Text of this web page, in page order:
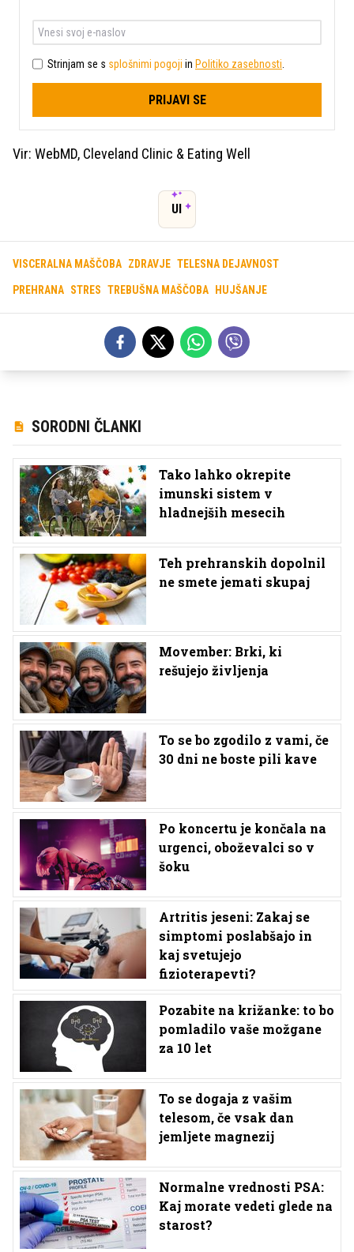
Strinjam se s splošnimi pogoji in Politiko zasebnosti
PRIJAVI SE
Vir: WebMD, Cleveland Clinic & Eating Well
UI
VISCERALNA MAŠČOBA ZDRAVJE TELESNA DEJAVNOST
PREHRANA STRES TREBUŠNA MAŠČOBA HUJŠANJE
SORODNI ČLANKI
Tako lahko okrepite
imunski sistem v
hladnejših mesecih
Teh prehranskih dopolnil
ne smete jemati skupaj
Movember: Brki, ki
rešujejo življenja
To se bo zgodilo z vami, če
30 dni ne boste pili kave
Po koncertu je končala na
urgenci, oboževalci so v
šoku
Artritis jeseni: Zakaj se
simptomi poslabšajo in
kaj svetujejo
fizioterapevti?
Pozabite na križanke: to bo
pomladilo vaše možgane
za 10 let
To se dogaja z vašim
telesom, če vsak dan
jemljete magnezij
Normalne vrednosti PSA:
Kaj morate vedeti glede na
starost?